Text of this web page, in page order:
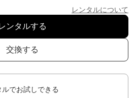
レンタルについて
ンタルする
交換する
でお試しできる